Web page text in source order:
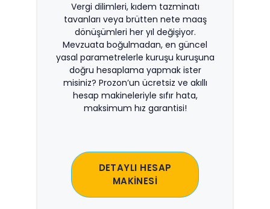
Vergi dilimleri, kıdem tazminatı
tavanları veya brütten nete maaş
dönüşümleri her yıl değişiyor.
Mevzuata boğulmadan, en güncel
yasal parametrelerle kuruşu kuruşuna
doğru hesaplama yapmak ister
misiniz? Prozon’un ücretsiz ve akıllı
hesap makineleriyle sıfır hata,
maksimum hız garantisi!
DETAYLI HESAP
MAKİNESİ